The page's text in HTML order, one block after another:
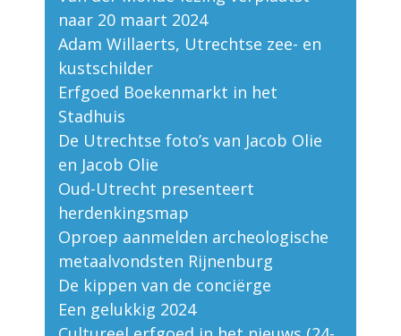
naar 20 maart 2024
Adam Willaerts, Utrechtse zee- en
kustschilder
Erfgoed Boekenmarkt in het
Stadhuis
De Utrechtse foto’s van Jacob Olie
en Jacob Olie
Oud-Utrecht presenteert
herdenkingsmap
Oproep aanmelden archeologische
metaalvondsten Rijnenburg
De kippen van de conciërge
Een gelukkig 2024